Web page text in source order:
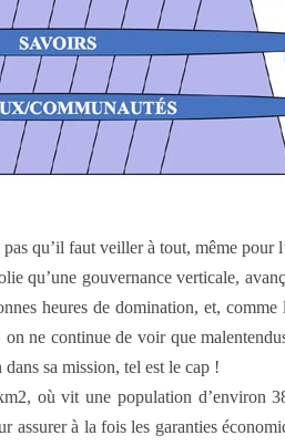
qu’il faut veiller à tout, même pour
qu’une gouvernance verticale,
heures de domination, et,
on ne continue de voir que
sa mission, tel est le cap !
où vit une population d’environ
assurer à la fois les garanties